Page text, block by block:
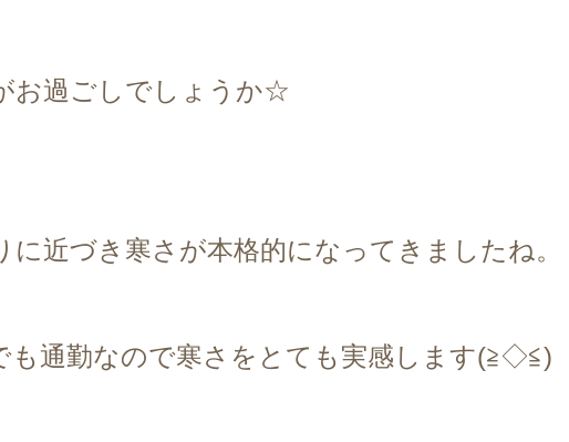
お過ごしでしょうか☆
に近づき寒さが本格的になってきましたね。
も通勤なので寒さをとても実感します(≧◇≦)